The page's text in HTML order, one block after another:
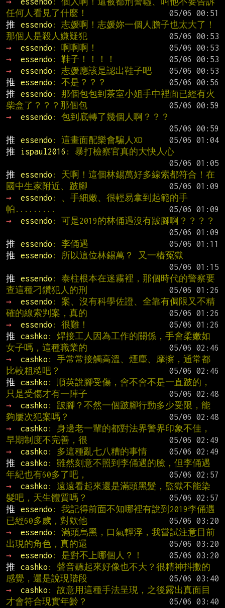
任何人看見了什麼！
推
essendo : 志媛啊！志媛妳一個人膽子也太大了！
那個人是殺人嫌疑犯
→
essendo : 啊啊啊！
→
essendo : 鞋子！！！！
→
essendo : 志媛應該是認出鞋子吧
推
essendo : 不是？？？
推
essendo : 那個包包到茶室小姐手中裡面已經有火
柴盒了？？？那個包
→
essendo : 包到底轉了幾個人啊？？？
推
essendo : 這畫面配樂會騙人XD
推
ispaul2016 : 暴打檢察官真的大快人心
推
essendo : 天啊！這個林錫萬好多線索都符合！在
國中生家附近、跛腳
→
essendo : 、手細嫩、很輕易拿到起範的手
帕.........
→
essendo : 可是2019的林俑遇沒有跛腳啊？？？？
推
essendo : 李俑遇
推
essendo : 所以這位林錫萬？ 又一樁冤獄
推
essendo : 泰柱根本在迷霧裡，那個時代的警察要
查這種刁鑽犯人的刑
→
essendo : 案、沒有科學佐證、全靠有侷限又不精
確的線索判案，真的
→
essendo : 很難！
推
cashko : 焊接工人因為工作的關係，手會柔嫩如
女子嗎，這種職業的
→
cashko : 手常常接觸高溫、煙塵、摩擦，通常都
比較粗糙吧？
推
cashko : 順英說腳受傷，會不會不是一直跛的，
只是受傷才有一陣子
→
cashko : 跛腳？不然一個跛腳行動多少受限，能
夠屢次犯案嗎？
→
cashko : 身邊老一輩的都對法界警界印象不佳，
早期制度不完善，很
→
cashko : 多這種亂七八糟的事情
推
cashko : 雖然刻意不照到李俑遇的臉，但李俑遇
年紀也有60多了吧，
→
cashko : 遠遠看起來還是滿頭黑髮，監獄不能染
髮吧，天生體質嗎？
推
essendo : 我記得前面不知哪裡有說到2019李俑遇
已經60多歲，對欸他
→
essendo : 滿頭烏黑，口氣輕浮，我嘗試注意目前
出現的角色，真的還
→
essendo : 是對不上哪個人？！
推
cashko : 聲音聽起來好像也不大？很精神抖擻的
感覺，還是說現階段
→
cashko : 故意用這種手法呈現，之後露出真面目
才會符合現實年齡？